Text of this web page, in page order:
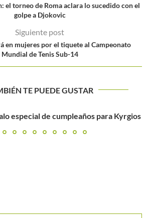
el torneo de Roma aclara lo sucedido con el
golpe a Djokovic
Siguiente post
en mujeres por el tiquete al Campeonato
Mundial de Tenis Sub-14
TE PUEDE GUSTAR